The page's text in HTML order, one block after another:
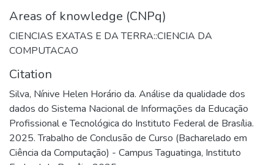
Areas of knowledge (CNPq)
CIENCIAS EXATAS E DA TERRA::CIENCIA DA
COMPUTACAO
Citation
Silva, Nínive Helen Horário da. Análise da qualidade dos
dados do Sistema Nacional de Informações da Educação
Profissional e Tecnológica do Instituto Federal de Brasília.
2025. Trabalho de Conclusão de Curso (Bacharelado em
Ciência da Computação) - Campus Taguatinga, Instituto